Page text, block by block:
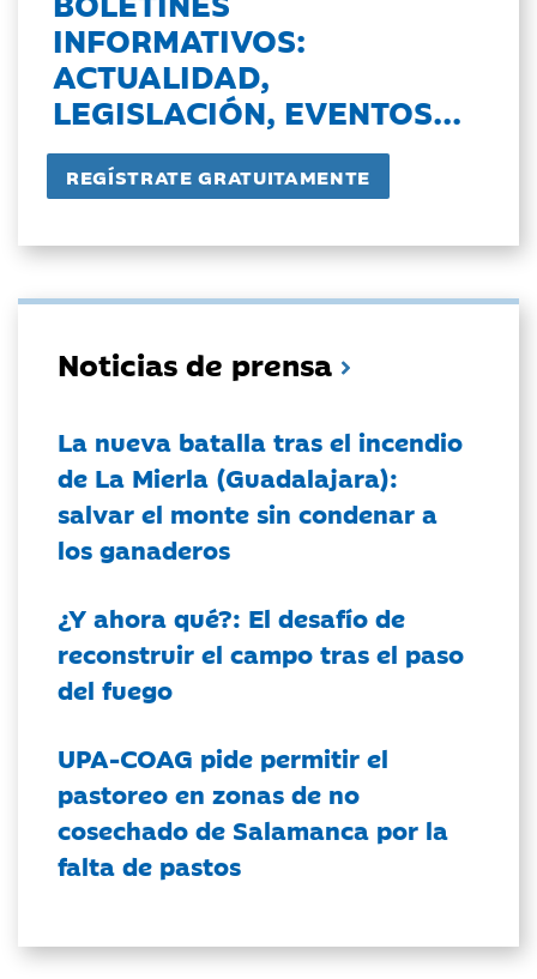
INFORMATIVOS:
ACTUALIDAD,
LEGISLACIÓN, EVENTOS...
Noticias de prensa
La nueva batalla tras el incendio
de La Mierla (Guadalajara):
salvar el monte sin condenar a
los ganaderos
¿Y ahora qué?: El desafío de
reconstruir el campo tras el paso
del fuego
UPA-COAG pide permitir el
pastoreo en zonas de no
cosechado de Salamanca por la
falta de pastos